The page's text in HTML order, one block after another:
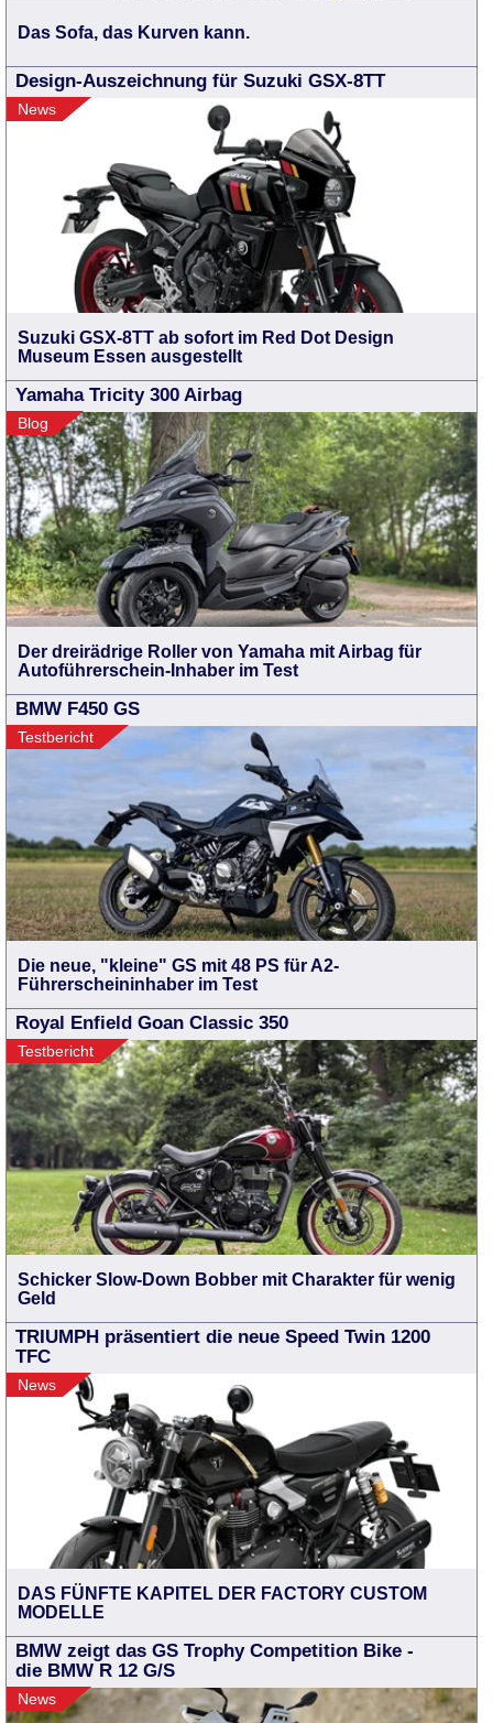
Das Sofa, das Kurven kann.
Design-Auszeichnung für Suzuki GSX-8TT
News
Suzuki GSX-8TT ab sofort im Red Dot Design
Museum Essen ausgestellt
Yamaha Tricity 300 Airbag
Blog
Der dreirädrige Roller von Yamaha mit Airbag für
Autoführerschein-Inhaber im Test
BMW F450 GS
Testbericht
Die neue, "kleine" GS mit 48 PS für A2-
Führerscheininhaber im Test
Royal Enfield Goan Classic 350
Testbericht
Schicker Slow-Down Bobber mit Charakter für wenig
Geld
TRIUMPH präsentiert die neue Speed Twin 1200
TFC
News
DAS FÜNFTE KAPITEL DER FACTORY CUSTOM
MODELLE
BMW zeigt das GS Trophy Competition Bike -
die BMW R 12 G/S
News